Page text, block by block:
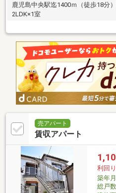
鹿児島中央駅迄1400ｍ（徒歩18分
2LDK×1室
売アパート
賃収アパート
利回り
築年月
総戸数